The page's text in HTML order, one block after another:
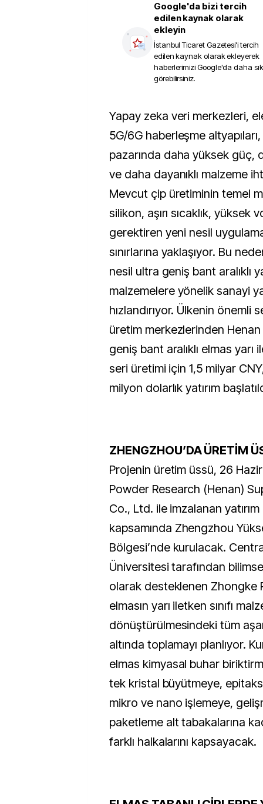
Google'da bizi tercih
edilen kaynak olarak
ekleyin
İstanbul Ticaret Gazetesi'i tercih
edilen kaynak olarak ekleyerek
haberlerimizi Google'da daha sık
görebilirsiniz.
Yapay zeka veri merkezleri, elektrikli araçlar ve
5G/6G haberleşme
pazarında daha yüksek güç,
ve daha dayanıklı malzeme
Mevcut çip üretiminin temel
silikon, aşırı sıcaklık, yüksek
gerektiren yeni nesil
sınırlarına yaklaşıyor. Bu
nesil ultra geniş bant aralıklı
malzemelere yönelik sanayi
hızlandırıyor. Ülkenin önemli
üretim merkezlerinden
geniş bant aralıklı elmas
seri üretimi için 1,5 milyar
milyon dolarlık yatırım
ZHENGZHOU’DA ÜRETİM
Projenin üretim üssü, 26
Powder Research (Henan)
Co., Ltd. ile imzalanan yatırım
kapsamında Zhengzhou
Bölgesi’nde kurulacak.
Üniversitesi tarafından
olarak desteklenen Zhongke
elmasın yarı iletken sınıfı
dönüştürülmesindeki tüm
altında toplamayı planlıyor.
elmas kimyasal buhar
tek kristal büyütmeye,
mikro ve nano işlemeye,
paketleme alt tabakalarına
farklı halkalarını kapsayacak.